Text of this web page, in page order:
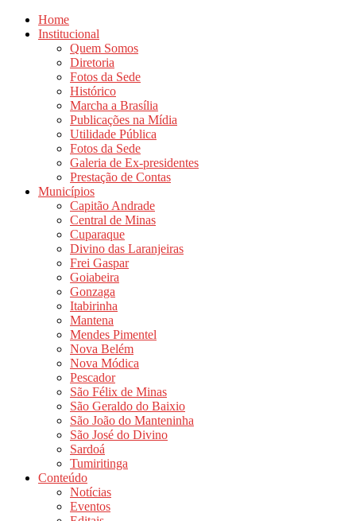
Home
Institucional
Quem Somos
Diretoria
Fotos da Sede
Histórico
Marcha a Brasília
Publicações na Mídia
Utilidade Pública
Fotos da Sede
Galeria de Ex-presidentes
Prestação de Contas
Municípios
Capitão Andrade
Central de Minas
Cuparaque
Divino das Laranjeiras
Frei Gaspar
Goiabeira
Gonzaga
Itabirinha
Mantena
Mendes Pimentel
Nova Belém
Nova Módica
Pescador
São Félix de Minas
São Geraldo do Baixio
São João do Manteninha
São José do Divino
Sardoá
Tumiritinga
Conteúdo
Notícias
Eventos